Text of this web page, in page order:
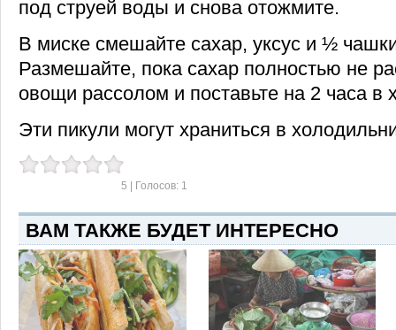
под струей воды и снова отожмите.
В миске смешайте сахар, уксус и ½
Размешайте, пока сахар полностью не
овощи рассолом и поставьте на 2 часа в
Эти пикули могут храниться в
5 | Голосов: 1
ВАМ ТАКЖЕ БУДЕТ ИНТЕРЕСНО